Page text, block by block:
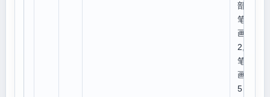
部外
笔
画:1
2,总
笔
画:1
5